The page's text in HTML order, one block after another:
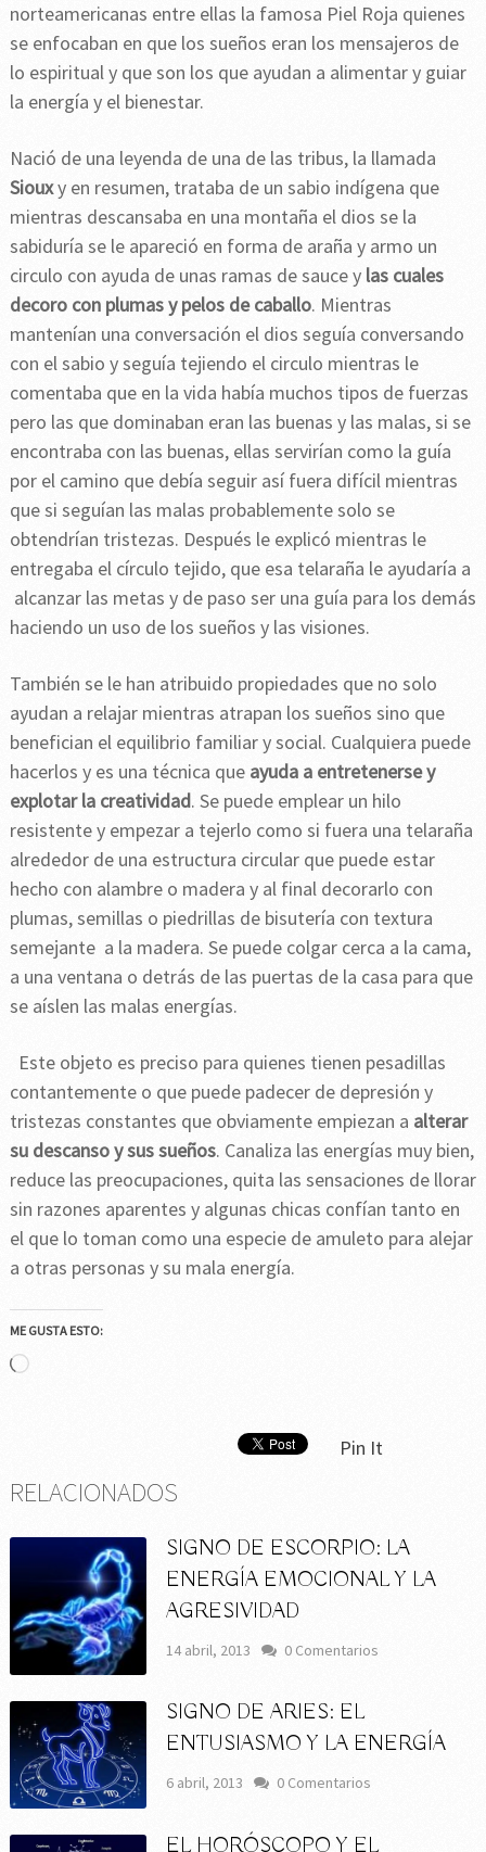
norteamericanas entre ellas la famosa Piel Roja quienes
se enfocaban en que los sueños eran los mensajeros de
lo espiritual y que son los que ayudan a alimentar y guiar
la energía y el bienestar.
Nació de una leyenda de una de las tribus, la llamada
Siouxy en resumen, trataba de un sabio indígena que
mientras descansaba en una montaña el dios se la
sabiduría se le apareció en forma de araña y armo un
circulo con ayuda de unas ramas de sauce y las cuales
decoro con plumas y pelos de caballo. Mientras
mantenían una conversación el dios seguía conversando
con el sabio y seguía tejiendo el circulo mientras le
comentaba que en la vida había muchos tipos de fuerzas
pero las que dominaban eran las buenas y las malas, si se
encontraba con las buenas, ellas servirían como la guía
por el camino que debía seguir así fuera difícil mientras
que si seguían las malas probablemente solo se
obtendrían tristezas. Después le explicó mientras le
entregaba el círculo tejido, que esa telaraña le ayudaría a
alcanzar las metas y de paso ser una guía para los demás
haciendo un uso de los sueños y las visiones.
También se le han atribuido propiedades que no solo
ayudan a relajar mientras atrapan los sueños sino que
benefician el equilibrio familiar y social. Cualquiera puede
hacerlos y es una técnica que ayuda a entretenerse y
explotar la creatividad. Se puede emplear un hilo
resistente y empezar a tejerlo como si fuera una telaraña
alrededor de una estructura circular que puede estar
hecho con alambre o madera y al final decorarlo con
plumas, semillas o piedrillas de bisutería con textura
semejante a la madera. Se puede colgar cerca a la cama,
a una ventana o detrás de las puertas de la casa para que
se aíslen las malas energías.
Este objeto es preciso para quienes tienen pesadillas
contantemente o que puede padecer de depresión y
tristezas constantes que obviamente empiezan a alterar
su descanso y sus sueños. Canaliza las energías muy bien,
reduce las preocupaciones, quita las sensaciones de llorar
sin razones aparentes y algunas chicas confían tanto en
el que lo toman como una especie de amuleto para alejar
a otras personas y su mala energía.
ME GUSTA ESTO:
Cargando...
Pin It
RELACIONADOS
SIGNO DE ESCORPIO: LA
ENERGÍA EMOCIONAL Y LA
AGRESIVIDAD
14 abril, 2013 0 Comentarios
SIGNO DE ARIES: EL
ENTUSIASMO Y LA ENERGÍA
6 abril, 2013 0 Comentarios
EL HORÓSCOPO Y EL